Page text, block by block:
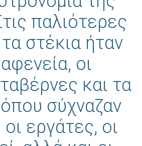
παλιότερες
στέκια ήταν
οι
και τα
σύχναζαν
εργάτες, οι